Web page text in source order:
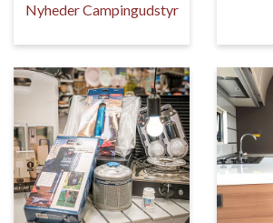
Nyheder Campingudstyr